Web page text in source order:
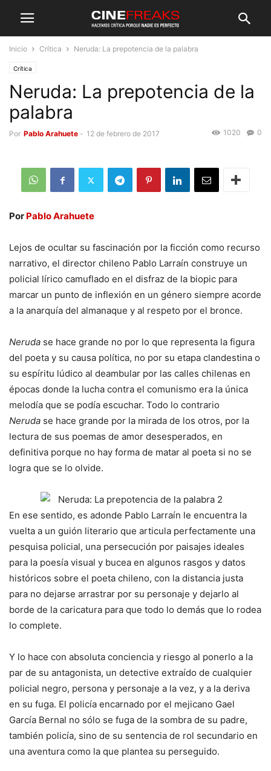
Inicio Crítica Neruda: La prepotencia de la palabra
Crítica
Neruda: La prepotencia de la
palabra
Por Pablo Arahuete - 12 de febrero de 2017 0
1020
Por Pablo Arahuete
Lejos de ocultar su fascinación por la ficción como recurso
narrativo, el director chileno Pablo Larraín construye un
policial lírico camuflado en el disfraz de la biopic para
marcar un punto de inflexión en un género siempre acorde
a la anarquía del almanaque y al respeto por el bronce.
Neruda se hace grande no por lo que representa la figura
del poeta y su causa política, no por su etapa clandestina o
su espíritu lúdico al deambular por las calles chilenas en
épocas donde la lucha contra el comunismo era la única
melodía que se podía escuchar. Todo lo contrario
Neruda se hace grande por la mirada de los otros, por la
lectura de sus poemas de amor desesperados, en
definitiva porque no hay forma de matar al poeta si no se
logra que se lo olvide.
En ese sentido, es adonde Pablo Larraín le encuentra la
vuelta a un guión literario que articula perfectamente una
pesquisa policial, una persecución por paisajes ideales
para la poesía visual y bucea en algunos rasgos y datos
históricos sobre el poeta chileno, con la distancia justa
para no dejarse arrastrar por su personaje y dejarlo al
borde de la caricatura para que todo lo demás que lo rodea
lo complete.
Y lo hace con absoluta conciencia y riesgo al ponerlo a la
par de su antagonista, un detective extraído de cualquier
policial negro, persona y personaje a la vez, y a la deriva
en su fuga. El policía encarnado por el mejicano Gael
García Bernal no sólo se fuga de la sombra de su padre,
también policía, sino de su sentencia de rol secundario en
una aventura como la que plantea su perseguido.